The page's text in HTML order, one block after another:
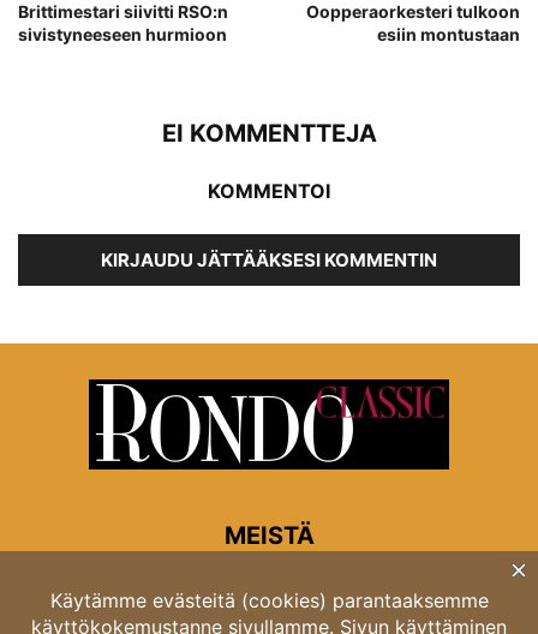
Brittimestari siivitti RSO:n
sivistyneeseen hurmioon
Oopperaorkesteri tulkoon
esiin montustaan
EI KOMMENTTEJA
KOMMENTOI
KIRJAUDU JÄTTÄÄKSESI KOMMENTIN
MEISTÄ
Rondon toimitus
Opastinsilta 6A 00520 Helsinki